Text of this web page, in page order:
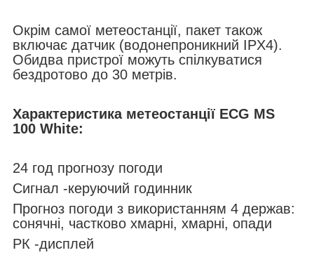
Окрім самої метеостанції, пакет також
включає датчик (водонепроникний IPX4).
Обидва пристрої можуть спілкуватися
бездротово до 30 метрів.
Характеристика метеостанції ECG MS
100 White:
24 год прогнозу погоди
Сигнал -керуючий годинник
Прогноз погоди з використанням 4 держав:
сонячні, частково хмарні, хмарні, опади
РК -дисплей